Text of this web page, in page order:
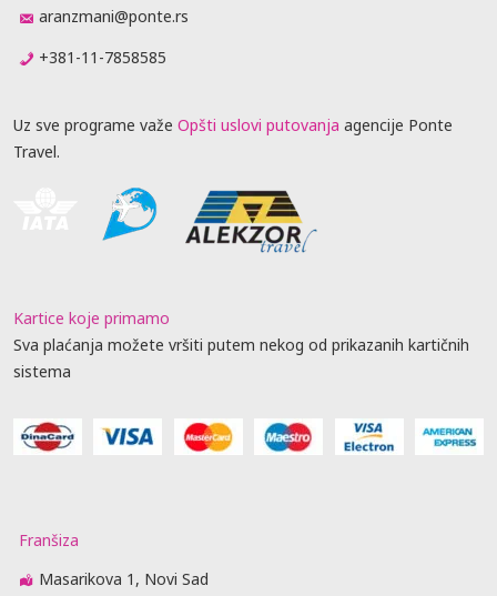
aranzmani@ponte.rs
+381-11-7858585
Uz sve programe važe Opšti uslovi putovanja agencije Ponte
Travel.
Kartice koje primamo
Sva plaćanja možete vršiti putem nekog od prikazanih kartičnih
sistema
Franšiza
Masarikova 1, Novi Sad